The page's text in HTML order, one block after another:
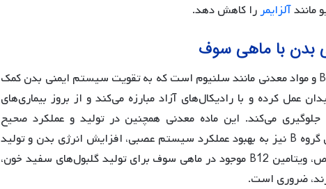
مانندآلزایمررا کاهش دهد.
بدن با ماهی سوف
ماهی سوف سرشار از ویتامین‌های گروه B و مواد معدنی مانند سلنیوم است که به تقویت سیستم ایمنی بدن کمک
عمل کرده و با رادیکال‌های آزاد مبارزه می‌کند و از بروز بیماری‌های
می‌کند. این ماده معدنی همچنین در تولید و عملکرد صحیح
سلول‌های ایمنی نقش دارد. ویتامین‌های گروه B نیز به بهبود عملکرد سیستم عصبی، افزایش انرژی بدن و تولید
سلول‌های خونی کمک می‌کنند. به طور خاص، ویتامین B12 موجود در ماهی سوف برای تولید گلبول‌های سفید خون،
ضروری است.